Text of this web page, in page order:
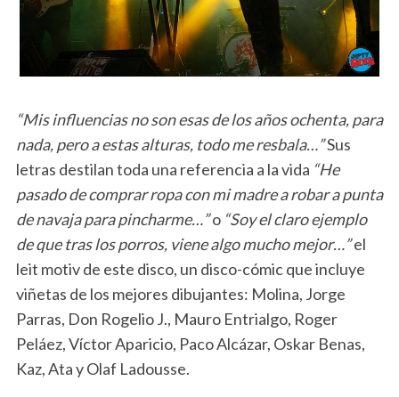
“Mis influencias no son esas de los años ochenta, para
nada, pero a estas alturas, todo me resbala…”Sus
letras destilan toda una referencia a la vida “He
pasado de comprar ropa con mi madre a robar a punta
de navaja para pincharme…”o “Soy el claro ejemplo
de que tras los porros, viene algo mucho mejor…”el
leit motiv de este disco, un disco-cómic que incluye
viñetas de los mejores dibujantes: Molina, Jorge
Parras, Don Rogelio J., Mauro Entrialgo, Roger
Peláez, Víctor Aparicio, Paco Alcázar, Oskar Benas,
Kaz, Ata y Olaf Ladousse.